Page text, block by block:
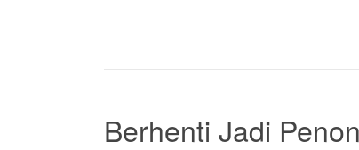
Berhenti Jadi